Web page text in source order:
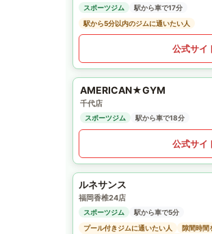
スポーツジム
駅から車で17分
駅から5分以内のジムに通いたい人
公式サイ
AMERICAN★GYM
千代店
スポーツジム 駅から車で18分
公式サイ
ルネサンス
福岡香椎24店
スポーツジム
駅から車で5分
プール付きジムに通いたい人
隙間時間